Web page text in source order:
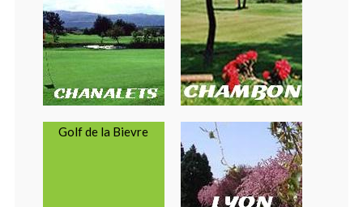
Golf de la Bievre